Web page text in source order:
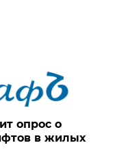
опрос о
в жилых